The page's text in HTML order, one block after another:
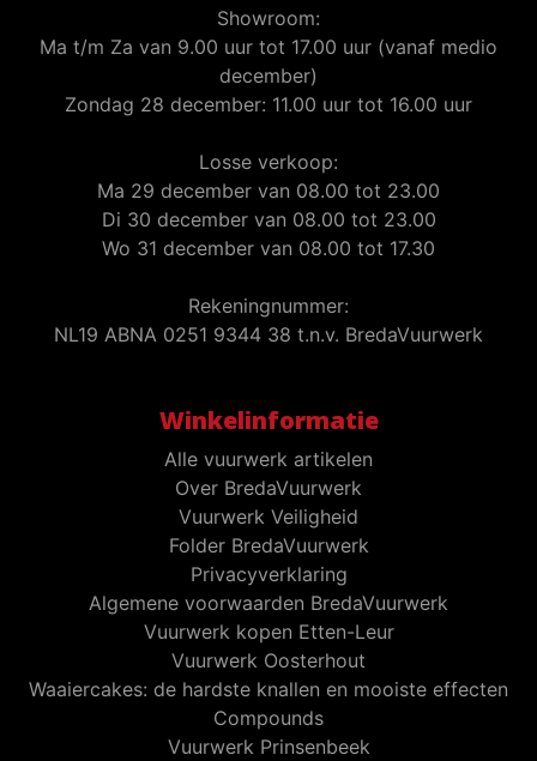
Showroom:
Ma t/m Za van 9.00 uur tot 17.00 uur (vanaf medio
december)
Zondag 28 december: 11.00 uur tot 16.00 uur
Losse verkoop:
Ma 29 december van 08.00 tot 23.00
Di 30 december van 08.00 tot 23.00
Wo 31 december van 08.00 tot 17.30
Rekeningnummer:
NL19 ABNA 0251 9344 38 t.n.v. BredaVuurwerk
Winkelinformatie
Alle vuurwerk artikelen
Over BredaVuurwerk
Vuurwerk Veiligheid
Folder BredaVuurwerk
Privacyverklaring
Algemene voorwaarden BredaVuurwerk
Vuurwerk kopen Etten-Leur
Vuurwerk Oosterhout
Waaiercakes: de hardste knallen en mooiste effecten
Compounds
Vuurwerk Prinsenbeek